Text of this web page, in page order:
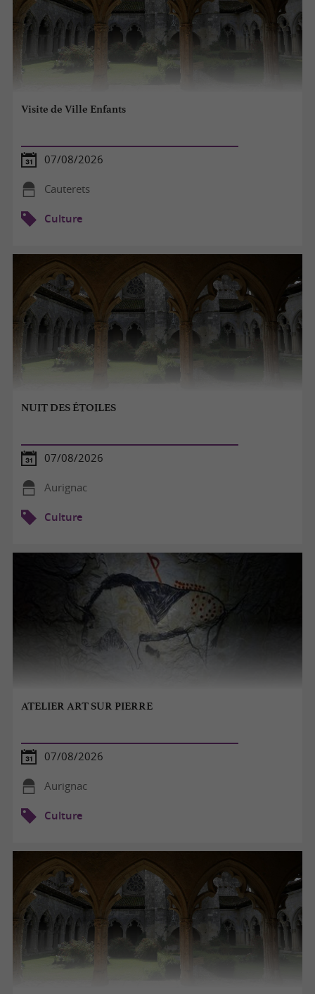
Visite de Ville Enfants
07/08/2026
Cauterets
Culture
NUIT DES ÉTOILES
07/08/2026
Aurignac
Culture
ATELIER ART SUR PIERRE
07/08/2026
Aurignac
Culture